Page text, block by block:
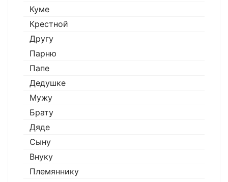
Куме
Крестной
Другу
Парню
Папе
Дедушке
Мужу
Брату
Дяде
Сыну
Внуку
Племяннику